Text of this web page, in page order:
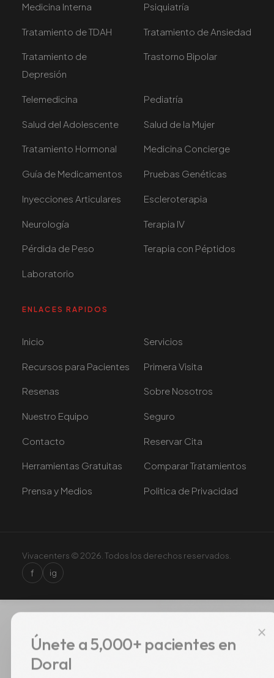
Medicina Interna Psiquiatría
Tratamiento de TDAH Tratamiento de Ansiedad
Tratamiento de
Depresión
Trastorno Bipolar
Telemedicina Pediatría
Salud del Adolescente Salud de la Mujer
Tratamiento Hormonal Medicina Concierge
Guía de Medicamentos Pruebas Genéticas
Inyecciones Articulares Escleroterapia
Neurología Terapia IV
Pérdida de Peso Terapia con Péptidos
Laboratorio
ENLACES RAPIDOS
Inicio Servicios
Recursos para Pacientes Primera Visita
Resenas Sobre Nosotros
Nuestro Equipo Seguro
Contacto Reservar Cita
Herramientas Gratuitas Comparar Tratamientos
Prensa y Medios Politica de Privacidad
Vivacenters © 2026. Todos los derechos reservados.
f ig
×
Únete a 5,000+ pacientes en
Doral